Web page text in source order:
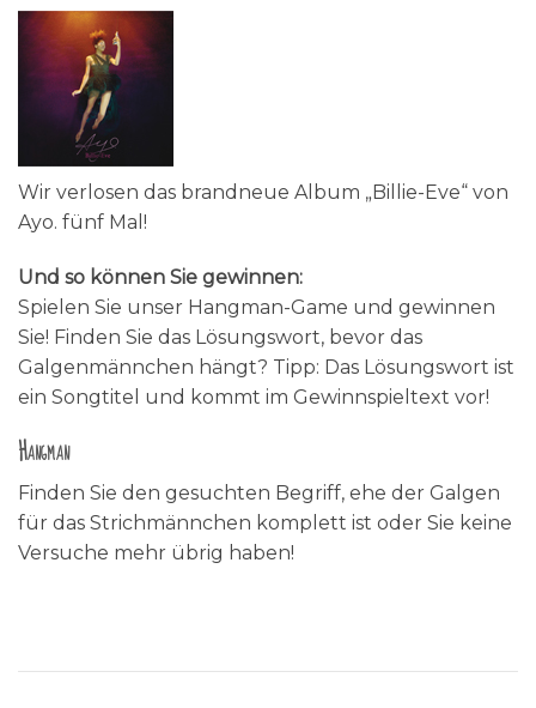
Wir verlosen das brandneue Album „Billie-Eve“ von
Ayo. fünf Mal!
Und so können Sie gewinnen:
Spielen Sie unser Hangman-Game und gewinnen
Sie! Finden Sie das Lösungswort, bevor das
Galgenmännchen hängt? Tipp: Das Lösungswort ist
ein Songtitel und kommt im Gewinnspieltext vor!
Hangman
Finden Sie den gesuchten Begriff, ehe der Galgen
für das Strichmännchen komplett ist oder Sie keine
Versuche mehr übrig haben!